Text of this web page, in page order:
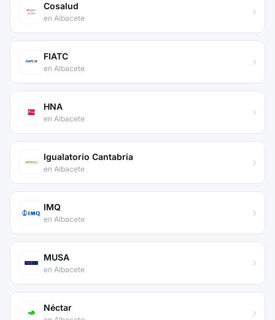
Cosalud
en Albacete
FIATC
en Albacete
HNA
en Albacete
Igualatorio Cantabria
en Albacete
IMQ
en Albacete
MUSA
en Albacete
Néctar